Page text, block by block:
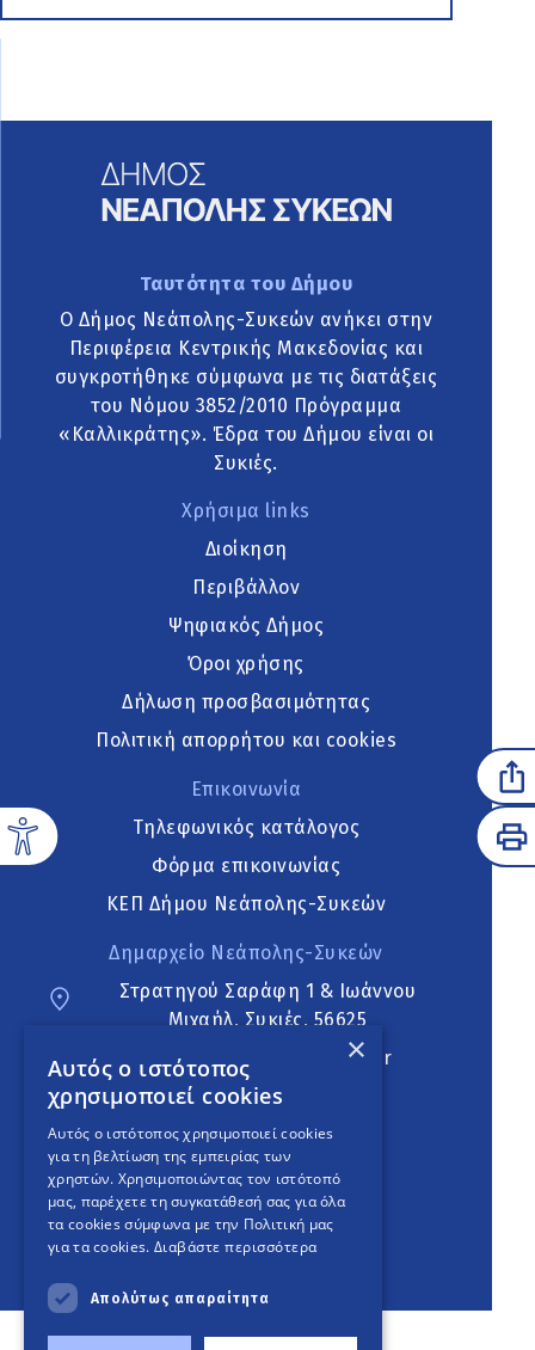
Ταυτότητα του Δήμου
Ο Δήμος Νεάπολης-Συκεών ανήκει στην
Περιφέρεια Κεντρικής Μακεδονίας και
συγκροτήθηκε σύμφωνα με τις διατάξεις
του Νόμου 3852/2010 Πρόγραμμα
«Καλλικράτης». Έδρα του Δήμου είναι οι
Συκιές.
Χρήσιμα links
Διοίκηση
Περιβάλλον
Ψηφιακός Δήμος
Όροι χρήσης
Δήλωση προσβασιμότητας
Πολιτική απορρήτου και cookies
Επικοινωνία
Τηλεφωνικός κατάλογος
Φόρμα επικοινωνίας
ΚΕΠ Δήμου Νεάπολης-Συκεών
Δημαρχείο Νεάπολης-Συκεών
Στρατηγού Σαράφη 1 & Ιωάννου
Μιχαήλ, Συκιές, 56625
neapoli.sykies@ddt.gov.gr
Ακολουθήστε
English Version
An project
×
Αυτός ο ιστότοπος
χρησιμοποιεί cookies
Αυτός ο ιστότοπος χρησιμοποιεί cookies
για τη βελτίωση της εμπειρίας των
χρηστών. Χρησιμοποιώντας τον ιστότοπό
μας, παρέχετε τη συγκατάθεσή σας για όλα
τα cookies σύμφωνα με την Πολιτική μας
για τα cookies. Διαβάστε περισσότερα
Απολύτως απαραίτητα